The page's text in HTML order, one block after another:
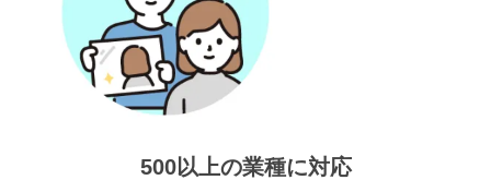
500以上の業種に対応